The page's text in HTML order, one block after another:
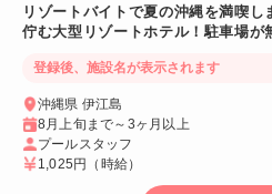
リゾートバイトで夏の沖縄を満喫
佇む大型リゾートホテル！駐車場が
登録後、施設名が表示されます
沖縄県 伊江島
8月上旬まで～3ヶ月以上
プールスタッフ
1,025円 （時給）